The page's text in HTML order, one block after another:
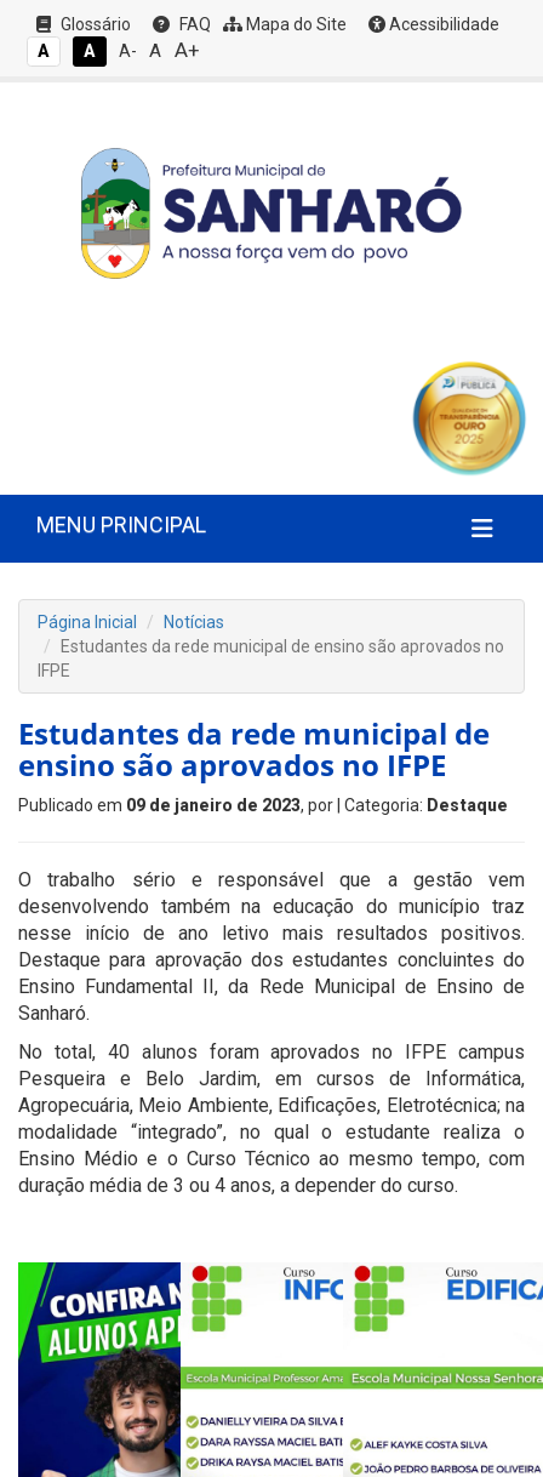
Glossário FAQ Mapa do Site
Acessibilidade
A
A A- A A+
MENU PRINCIPAL
Página Inicial
Notícias
Estudantes da rede municipal de ensino são aprovados no
IFPE
Estudantes da rede municipal de
ensino são aprovados no IFPE
Publicado em 09 de janeiro de 2023, por | Categoria: Destaque
O trabalho sério e responsável que a gestão vem
desenvolvendo também na educação do município traz
nesse início de ano letivo mais resultados positivos.
Destaque para aprovação dos estudantes concluintes do
Ensino Fundamental II, da Rede Municipal de Ensino de
Sanharó.
No total, 40 alunos foram aprovados no IFPE campus
Pesqueira e Belo Jardim, em cursos de Informática,
Agropecuária, Meio Ambiente, Edificações, Eletrotécnica; na
modalidade “integrado”, no qual o estudante realiza o
Ensino Médio e o Curso Técnico ao mesmo tempo, com
duração média de 3 ou 4 anos, a depender do curso.